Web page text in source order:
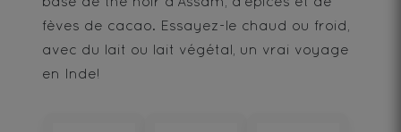
fèves de cacao. Essayez-le chaud ou froid,
avec du lait ou lait végétal, un vrai voyage
en Inde!